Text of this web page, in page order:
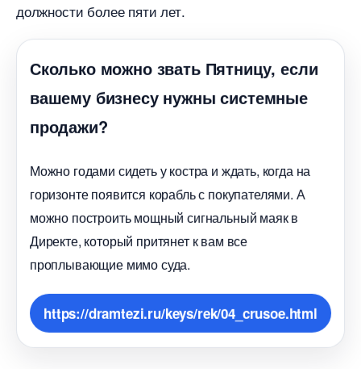
должности более пяти лет.
Сколько можно звать Пятницу, если
ашему бизнесу нужны системные
продажи?
Можно годами сидеть у костра и ждать, когда на
оризонте появится корабль с покупателями. А
можно построить мощный сигнальный маяк
Директе, который притянет к вам все
проплывающие мимо суда.
https://dramtezi.ru/keys/rek/04_crusoe.html